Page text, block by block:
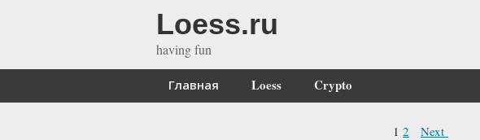
Loess.ru
having fun
Главная Loess Crypto
1 2 Next